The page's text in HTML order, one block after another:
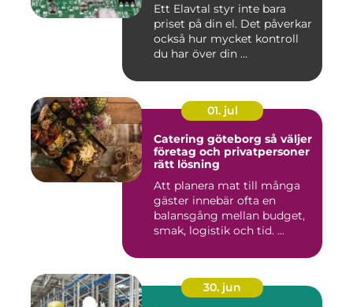
Ett Elavtal styr inte bara
priset på din el. Det påverkar
också hur mycket kontroll
du har över din ...
01. jul
Catering göteborg så väljer
företag och privatpersoner
rätt lösning
Att planera mat till många
gäster innebär ofta en
balansgång mellan budget,
smak, logistik och tid. ...
30. jun